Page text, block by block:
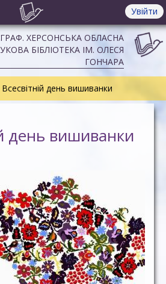
Увійти
ХЕРСОНСЬКА ОБЛАСНА
БІБЛІОТЕКА ІМ. ОЛЕСЯ
ГОНЧАРА
Всесвітній день вишиванки
день вишиванки